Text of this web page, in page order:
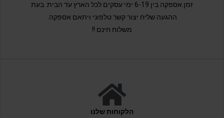
זמן אספקה בין 6-19 ימי עסקים לכל הארץ עד הבית. בעת
ההגעה שליח יצור קשר טלפוני ויתאם אספקה.
משלוח חינם !!
הלקוחות שלנו